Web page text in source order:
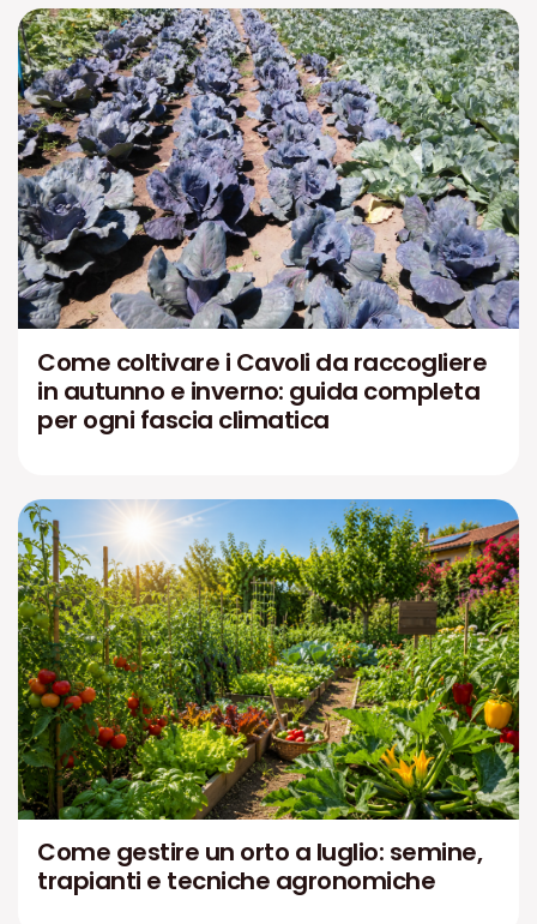
Come coltivare i Cavoli da raccogliere
in autunno e inverno: guida completa
per ogni fascia climatica
Come gestire un orto a luglio: semine,
trapianti e tecniche agronomiche